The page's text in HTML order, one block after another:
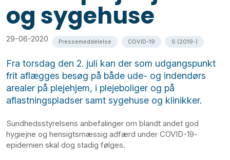
og sygehuse
29-06-2020 Pressemeddelelse COVID-19 S (2019-)
Fra torsdag den 2. juli kan der som udgangspunkt
frit aflægges besøg på både ude- og indendørs
arealer på plejehjem, i plejeboliger og på
aflastningspladser samt sygehuse og klinikker.
Sundhedsstyrelsens anbefalinger om blandt andet god
hygiejne og hensigtsmæssig adfærd under COVID-19-
epidemien skal dog stadig følges.